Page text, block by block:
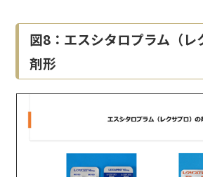
図8：エスシタロプラム（レ
剤形